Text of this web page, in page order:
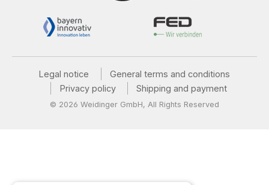
Legal notice
General terms and conditions
Privacy policy
Shipping and payment
© 2026 Weidinger GmbH, All Rights Reserved